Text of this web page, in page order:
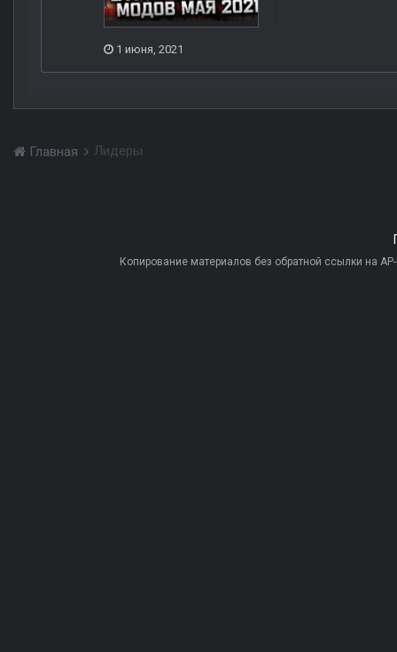
1 июня, 2021
Главная Лидеры
Копирование материалов без обратной ссылки на